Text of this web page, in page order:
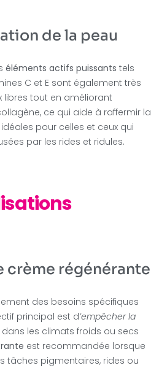
de la peau
éléments actifs puissants tels
C et E sont également très
libres tout en améliorant
ce qui aide à raffermir la
pour celles et ceux qui
par les rides et ridules.
crème régénérante
des besoins spécifiques
principal est d’empêcher la
les climats froids ou secs
est recommandée lorsque
tâches pigmentaires, rides ou